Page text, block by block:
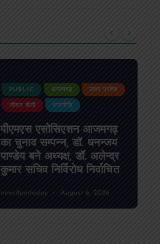
PUBLIC आजमगढ़ उत्तर प्रदेश
जुर्म
आजमगढ़ फर्जी इलाज और
लापरवाही से महिला की मौत
मामले में नर्सिंग होम संचालक
गिरफ्तार
news8pmtoday August 7, 2026